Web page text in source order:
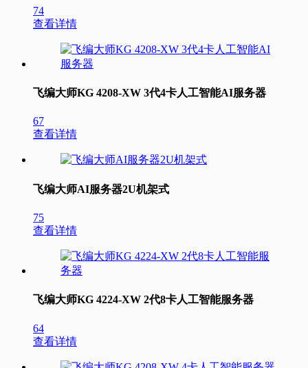
74
查看详情
飞编大师KG 4208-XW 3代4卡人工智能AI服务器
67
查看详情
飞编大师AI服务器2U机架式
75
查看详情
飞编大师KG 4224-XW 2代8卡人工智能服务器
64
查看详情